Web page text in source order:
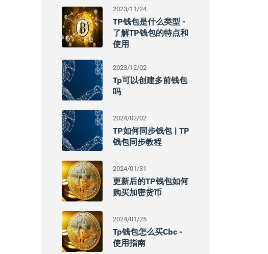
2023/11/24
TP钱包是什么类型 -
了解TP钱包的特点和
使用
2023/12/02
Tp可以创建多前钱包
吗
2024/02/02
TP如何同步钱包 | TP
钱包同步教程
2024/01/31
更新后的TP钱包如何
购买加密货币
2024/01/25
Tp钱包怎么买cbc -
使用指南